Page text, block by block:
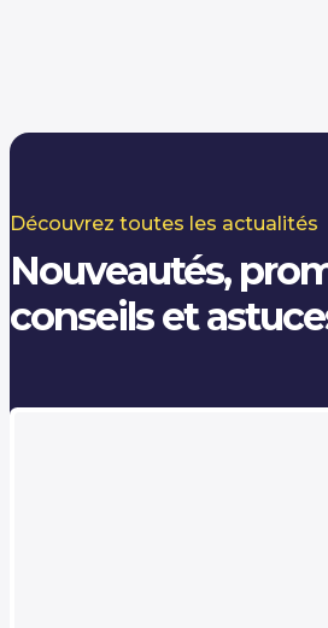
Découvrez toutes les actualités
Nouveautés,
conseils et